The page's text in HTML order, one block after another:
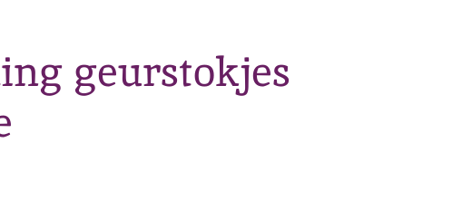
geurstokjes